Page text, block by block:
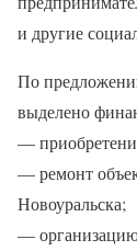
и другие
По
выделено
—
— ремонт
Новоуральска;
—